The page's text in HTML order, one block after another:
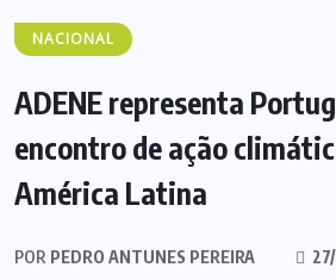
NACIONAL
ADENE representa
encontro de ação
América Latina
POR PEDRO ANTUNES PEREIRA